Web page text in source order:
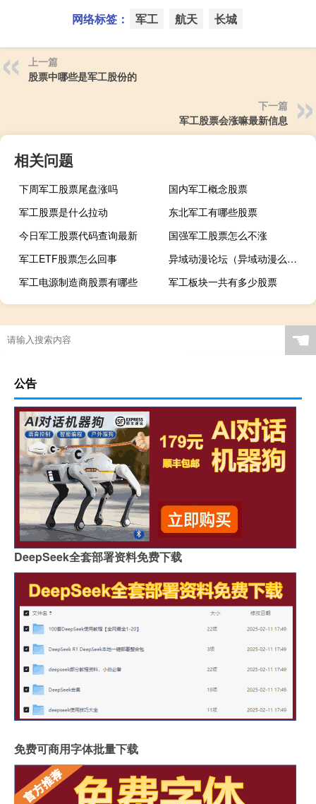
网络标签： 军工 航天 长城
上一篇
股票中哪些是军工股份的
下一篇
军工股票会涨嘛最新信息
相关问题
下周军工股票尾盘涨吗
国内军工概念股票
军工股票是什么拉动
东北军工有哪些股票
今日军工股票代码查询最新
国强军工股票怎么不涨
军工ETF股票怎么回事
异域动漫论坛（异域动漫么意思）
军工电源制造商股票有哪些
军工板块一共有多少股票
☚
公告
DeepSeek全套部署资料免费下载
免费可商用字体批量下载